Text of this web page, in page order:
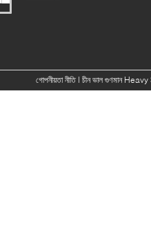
গোপনীয়তা নীতি| চীন ভাল গুণমান